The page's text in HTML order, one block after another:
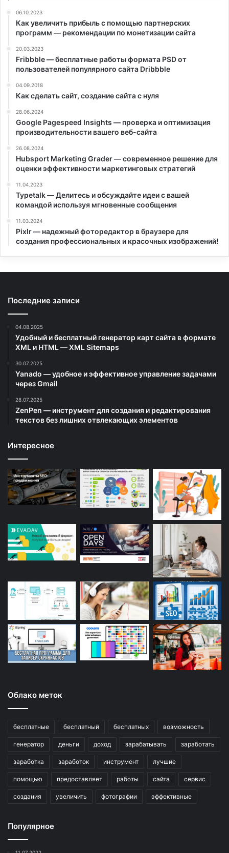
06.10.2023
Как увеличить прибыль с помощью партнерских
программ — рекомендации по монетизации сайта
20.03.2023
Fribbble — бесплатные работы формата PSD от
пользователей популярного сайта Dribbble
04.09.2018
Как сделать сайт, создание сайта с нуля
28.06.2024
Google Pagespeed Insights — проверка и оптимизация
производительности вашего веб-сайта
26.08.2024
Hubsport Marketing Grader — современное решение для
оценки эффективности маркетинговых стратегий
11.04.2023
Typetalk — Делитесь и обсуждайте идеи с вашей
командой используя мгновенные сообщения
11.03.2024
Pixlr — надежный фоторедактор в браузере для
создания профессиональных и красочных изображений!
Последние записи
04.08.2025
Удобный и бесплатный генератор карт сайта в формате
XML и HTML — XML Sitemaps
30.07.2025
Yanado — удобное и эффективное управление задачами
через Gmail
28.07.2025
ZenPen — инструмент для создания и редактирования
текстов без лишних отвлекающих элементов
Интересное
Облако меток
бесплатные бесплатный бесплатных возможность
генератор деньги доход зарабатывать заработать
заработка заработок инструмент лучшие
помощью предоставляет работы сайта сервис
создания увеличить фотографии эффективные
Популярное